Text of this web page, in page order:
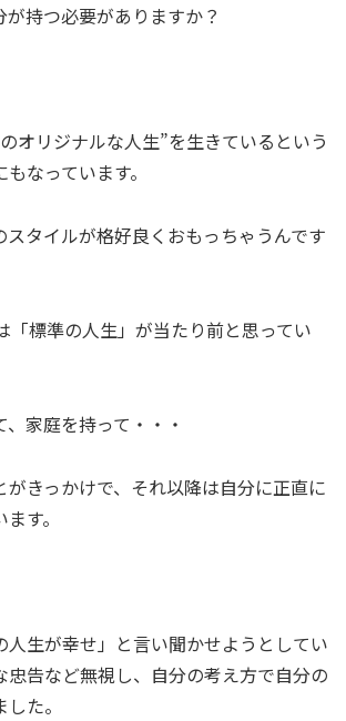
が持つ必要がありますか？
オリジナルな人生”を生きているという
なっています。
スタイルが格好良くおもっちゃうんです
「標準の人生」が当たり前と思ってい
家庭を持って・・・
がきっかけで、それ以降は自分に正直に
す。
人生が幸せ」と言い聞かせようとしてい
忠告など無視し、自分の考え方で自分の
た。